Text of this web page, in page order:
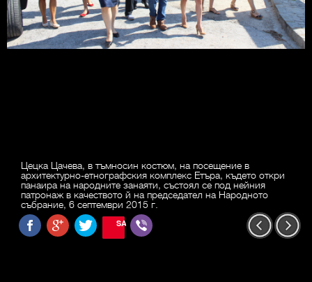
Цецка Цачева, в тъмносин костюм, на посещение в
архитектурно-етнографския комплекс Етъра, където откри
панаира на народните занаяти, състоял се под нейния
патронаж в качеството й на председател на Народното
събрание, 6 септември 2015 г.
SAVE